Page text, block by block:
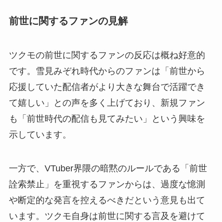
前世に関するファンの見解
ツクモの前世に関するファンの反応は概ね好意的
です。雪見みぞれ時代からのファンは「前世から
応援していた配信者がより大きな舞台で活躍でき
て嬉しい」との声を多く上げており、新規ファン
も「前世時代の配信も見てみたい」という興味を
示しています。
一方で、VTuber界隈の暗黙のルールである「前世
詮索禁止」を重視するファンからは、過度な憶測
や断定的な発言を控えるべきだという意見も出て
います。ツクモ自身は前世に関する言及を避けて